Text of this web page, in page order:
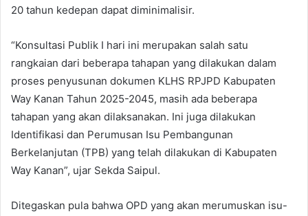
20 tahun kedepan dapat diminimalisir.
“Konsultasi Publik I hari ini merupakan salah satu
rangkaian dari beberapa tahapan yang dilakukan dalam
proses penyusunan dokumen KLHS RPJPD Kabupaten
Way Kanan Tahun 2025-2045, masih ada beberapa
tahapan yang akan dilaksanakan. Ini juga dilakukan
Identifikasi dan Perumusan Isu Pembangunan
Berkelanjutan (TPB) yang telah dilakukan di Kabupaten
Way Kanan”, ujar Sekda Saipul.
Ditegaskan pula bahwa OPD yang akan merumuskan isu-